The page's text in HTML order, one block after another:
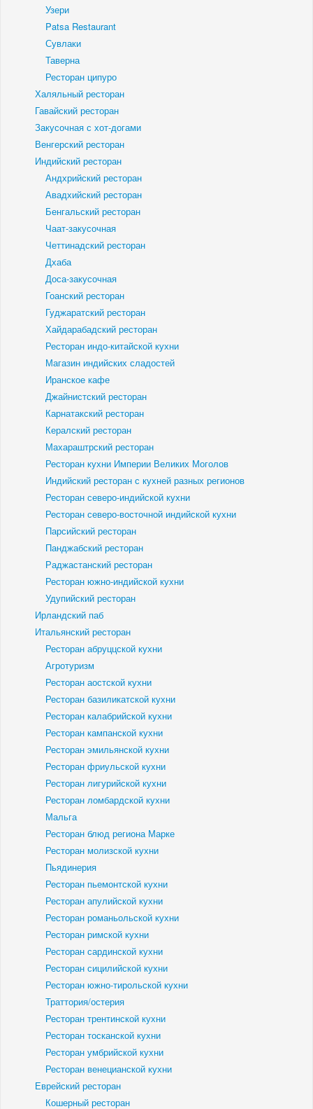
Узери
Patsa Restaurant
Сувлаки
Таверна
Ресторан ципуро
Халяльный ресторан
Гавайский ресторан
Закусочная с хот-догами
Венгерский ресторан
Индийский ресторан
Андхрийский ресторан
Авадхийский ресторан
Бенгальский ресторан
Чаат-закусочная
Четтинадский ресторан
Дхаба
Доса-закусочная
Гоанский ресторан
Гуджаратский ресторан
Хайдарабадский ресторан
Ресторан индо-китайской кухни
Магазин индийских сладостей
Иранское кафе
Джайнистский ресторан
Карнатакский ресторан
Кералский ресторан
Махараштрский ресторан
Ресторан кухни Империи Великих Моголов
Индийский ресторан с кухней разных регионов
Ресторан северо-индийской кухни
Ресторан северо-восточной индийской кухни
Парсийский ресторан
Панджабский ресторан
Раджастанский ресторан
Ресторан южно-индийской кухни
Удупийский ресторан
Ирландский паб
Итальянский ресторан
Ресторан абруццской кухни
Агротуризм
Ресторан аостской кухни
Ресторан базиликатской кухни
Ресторан калабрийской кухни
Ресторан кампанской кухни
Ресторан эмильянской кухни
Ресторан фриульской кухни
Ресторан лигурийской кухни
Ресторан ломбардской кухни
Мальга
Ресторан блюд региона Марке
Ресторан молизской кухни
Пьядинерия
Ресторан пьемонтской кухни
Ресторан апулийской кухни
Ресторан романьольской кухни
Ресторан римской кухни
Ресторан сардинской кухни
Ресторан сицилийской кухни
Ресторан южно-тирольской кухни
Траттория/остерия
Ресторан трентинской кухни
Ресторан тосканской кухни
Ресторан умбрийской кухни
Ресторан венецианской кухни
Еврейский ресторан
Кошерный ресторан